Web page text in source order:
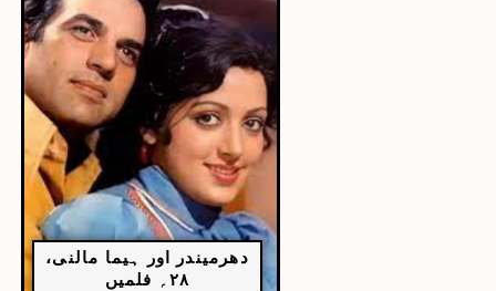
دھرمیندر اور ہیما مالنی،
۲۸؍ فلمیں